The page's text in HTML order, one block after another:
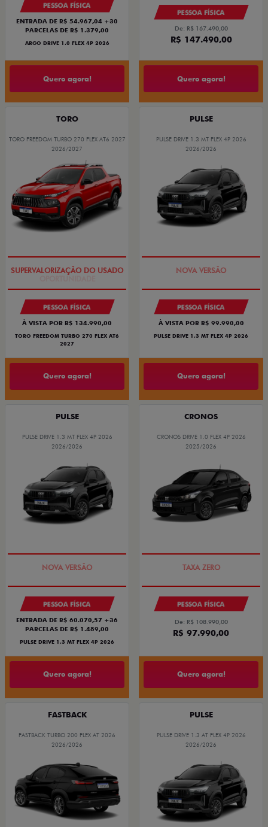
PESSOA FÍSICA
ENTRADA DE R$ 54.967,04 +30
PARCELAS DE R$ 1.379,00
ARGO DRIVE 1.0 FLEX 4P 2026
Quero agora!
PESSOA FÍSICA
De: R$ 167.490,00
R$ 147.490,00
Quero agora!
TORO
TORO FREEDOM TURBO 270 FLEX AT6 2027
2026/2027
PESSOA FÍSICA
À VISTA POR R$ 134.990,00
TORO FREEDOM TURBO 270 FLEX AT6
2027
Quero agora!
PULSE
PULSE DRIVE 1.3 MT FLEX 4P 2026
2026/2026
PESSOA FÍSICA
À VISTA POR R$ 99.990,00
PULSE DRIVE 1.3 MT FLEX 4P 2026
Quero agora!
PULSE
PULSE DRIVE 1.3 MT FLEX 4P 2026
2026/2026
PESSOA FÍSICA
ENTRADA DE R$ 60.070,57 +36
PARCELAS DE R$ 1.489,00
PULSE DRIVE 1.3 MT FLEX 4P 2026
Quero agora!
CRONOS
CRONOS DRIVE 1.0 FLEX 4P 2026
2025/2026
PESSOA FÍSICA
De: R$ 108.990,00
R$ 97.990,00
Quero agora!
FASTBACK
FASTBACK TURBO 200 FLEX AT 2026
2026/2026
PULSE
PULSE DRIVE 1.3 AT FLEX 4P 2026
2026/2026